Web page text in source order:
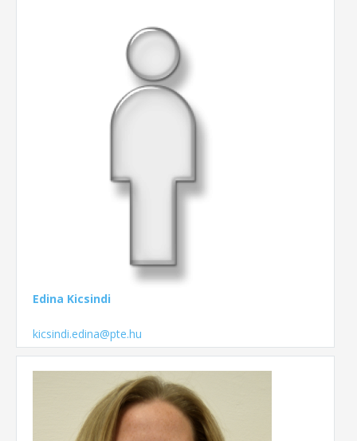
Edina Kicsindi
kicsindi.edina@pte.hu